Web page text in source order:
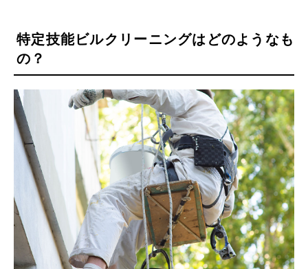
特定技能ビルクリーニングはどのようなも
の？